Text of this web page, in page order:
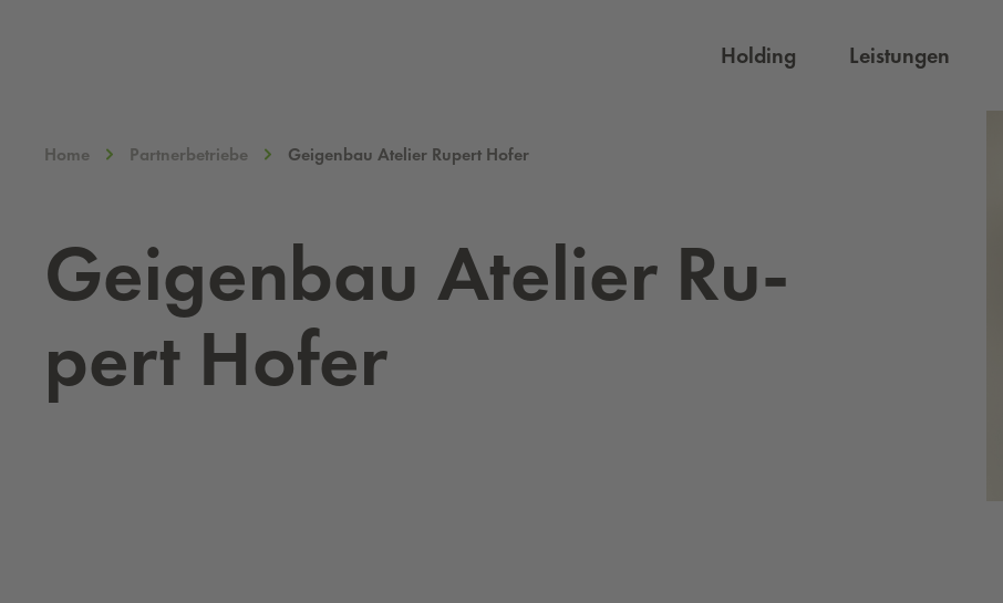
Holding Leistungen
Home Partnerbetriebe Geigenbau Atelier Rupert Hofer
Gei­gen­bau Ate­lier Ru­
pert Hofer